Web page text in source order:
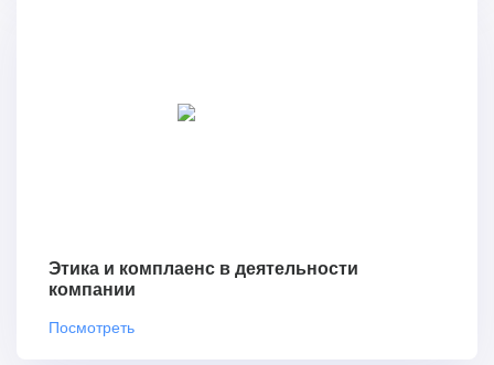
Этика и комплаенс в деятельности
компании
Посмотреть